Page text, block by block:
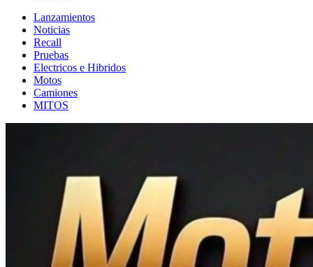
Lanzamientos
Noticias
Recall
Pruebas
Electricos e Hibridos
Motos
Camiones
MITOS